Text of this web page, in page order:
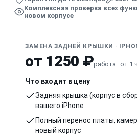
Комплексная проверка всех
новом корпусе
ЗАМЕНА ЗАДНЕЙ КРЫШКИ ·
от 1250 ₽работа · от 1
Что входит в цену
Задняя крышка (корпус в
вашего iPhone
Полный перенос платы,
новый корпус